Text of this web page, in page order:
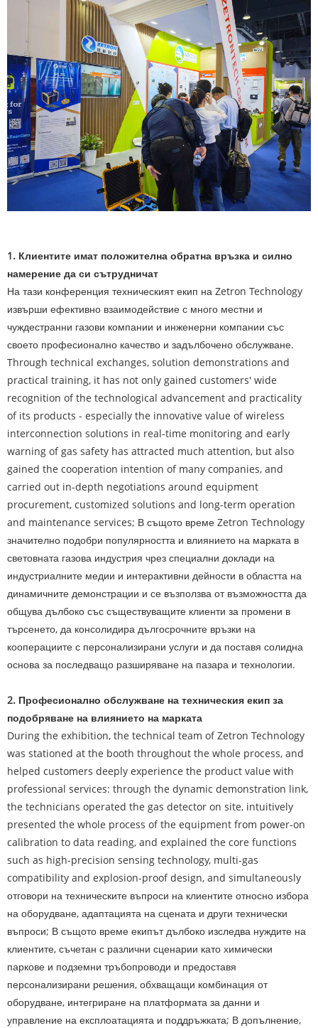
1. Клиентите имат положителна обратна връзка и силно
намерение да си сътрудничат
На тази конференция техническият екип на Zetron Technology
извърши ефективно взаимодействие с много местни и
чуждестранни газови компании и инженерни компании със
своето професионално качество и задълбочено обслужване.
Through technical exchanges, solution demonstrations and
practical training, it has not only gained customers' wide
recognition of the technological advancement and practicality
of its products - especially the innovative value of wireless
interconnection solutions in real-time monitoring and early
warning of gas safety has attracted much attention, but also
gained the cooperation intention of many companies, and
carried out in-depth negotiations around equipment
procurement, customized solutions and long-term operation
and maintenance services; В същото време Zetron Technology
значително подобри популярността и влиянието на марката в
световната газова индустрия чрез специални доклади на
индустриалните медии и интерактивни дейности в областта на
динамичните демонстрации и се възползва от възможността да
общува дълбоко със съществуващите клиенти за промени в
търсенето, да консолидира дългосрочните връзки на
кооперациите с персонализирани услуги и да поставя солидна
основа за последващо разширяване на пазара и технологии.
2. Професионално обслужване на техническия екип за
подобряване на влиянието на марката
During the exhibition, the technical team of Zetron Technology
was stationed at the booth throughout the whole process, and
helped customers deeply experience the product value with
professional services: through the dynamic demonstration link,
the technicians operated the gas detector on site, intuitively
presented the whole process of the equipment from power-on
calibration to data reading, and explained the core functions
such as high-precision sensing technology, multi-gas
compatibility and explosion-proof design, and simultaneously
отговори на техническите въпроси на клиентите относно избора
на оборудване, адаптацията на сцената и други технически
въпроси; В същото време екипът дълбоко изследва нуждите на
клиентите, съчетан с различни сценарии като химически
паркове и подземни тръбопроводи и предоставя
персонализирани решения, обхващащи комбинация от
оборудване, интегриране на платформата за данни и
управление на експлоатацията и поддръжката; В допълнение,